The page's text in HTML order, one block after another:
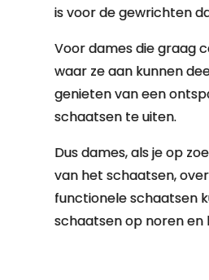
is voor de gewrichten
Voor dames die graag
waar ze aan kunnen
genieten van een
schaatsen te uiten.
Dus dames, als je op
van het schaatsen,
functionele schaatsen
schaatsen op noren